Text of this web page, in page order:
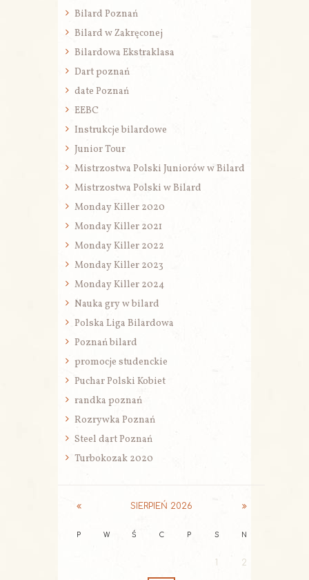
Bilard Poznań
Bilard w Zakręconej
Bilardowa Ekstraklasa
Dart poznań
date Poznań
EEBC
Instrukcje bilardowe
Junior Tour
Mistrzostwa Polski Juniorów w Bilard
Mistrzostwa Polski w Bilard
Monday Killer 2020
Monday Killer 2021
Monday Killer 2022
Monday Killer 2023
Monday Killer 2024
Nauka gry w bilard
Polska Liga Bilardowa
Poznań bilard
promocje studenckie
Puchar Polski Kobiet
randka poznań
Rozrywka Poznań
Steel dart Poznań
Turbokozak 2020
SIERPIEŃ 2026
P W Ś C P S N
2